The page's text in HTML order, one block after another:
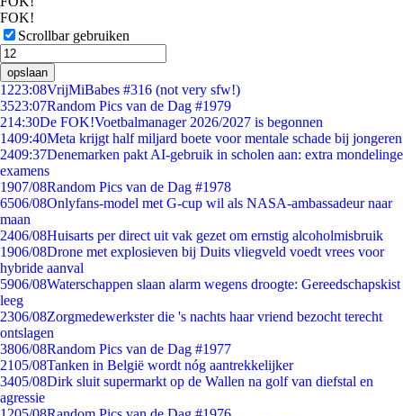
FOK!
Scrollbar gebruiken
opslaan
1223:08VrijMiBabes #316 (not very sfw!)
3523:07Random Pics van de Dag #1979
214:30De FOK!Voetbalmanager 2026/2027 is begonnen
1409:40Meta krijgt half miljard boete voor mentale schade bij jongeren
2409:37Denemarken pakt AI-gebruik in scholen aan: extra mondelinge
examens
1907/08Random Pics van de Dag #1978
6506/08Onlyfans-model met G-cup wil als NASA-ambassadeur naar
maan
2406/08Huisarts per direct uit vak gezet om ernstig alcoholmisbruik
1906/08Drone met explosieven bij Duits vliegveld voedt vrees voor
hybride aanval
5906/08Waterschappen slaan alarm wegens droogte: Gereedschapskist
leeg
2306/08Zorgmedewerkster die 's nachts haar vriend bezocht terecht
ontslagen
3806/08Random Pics van de Dag #1977
2105/08Tanken in België wordt nóg aantrekkelijker
3405/08Dirk sluit supermarkt op de Wallen na golf van diefstal en
agressie